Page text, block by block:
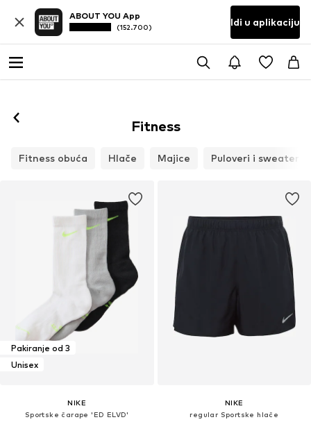
ABOUT YOU App
(152.700) Idi u aplikaciju
Fitness
Fitness obuća Hlače Majice Puloveri i sweater
Pakiranje od 3
Unisex
NIKE
Sportske čarape 'ED ELVD'
NIKE
regular Sportske hlače